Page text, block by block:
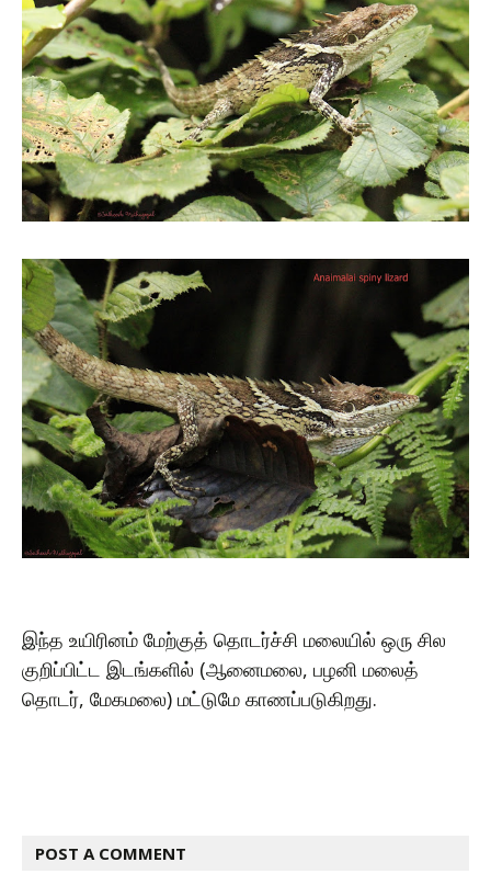
இந்த உயிரினம் மேற்குத் தொடர்ச்சி மலையில் ஒரு சில
குறிப்பிட்ட இடங்களில் (ஆனைமலை, பழனி மலைத்
தொடர், மேகமலை) மட்டுமே காணப்படுகிறது.
POST A COMMENT